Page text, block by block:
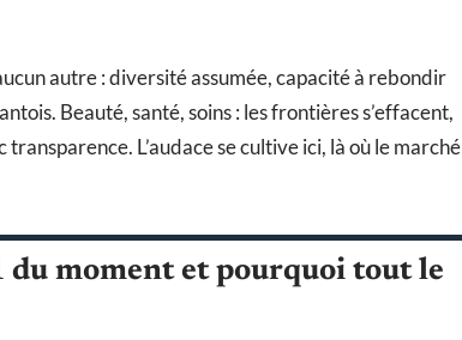
autre : diversité assumée, capacité à rebondir
Beauté, santé, soins : les frontières s’effacent,
L’audace se cultive ici, là où le marché
du moment et pourquoi tout le